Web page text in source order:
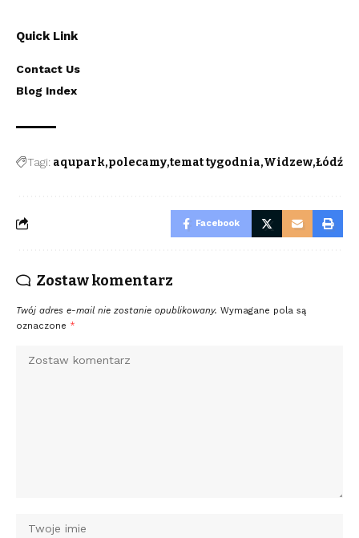
Quick Link
Contact Us
Blog Index
Tagi: aqupark polecamy temat tygodnia Widzew Łódź
Facebook
Zostaw komentarz
Twój adres e-mail nie zostanie opublikowany. Wymagane pola są
oznaczone *